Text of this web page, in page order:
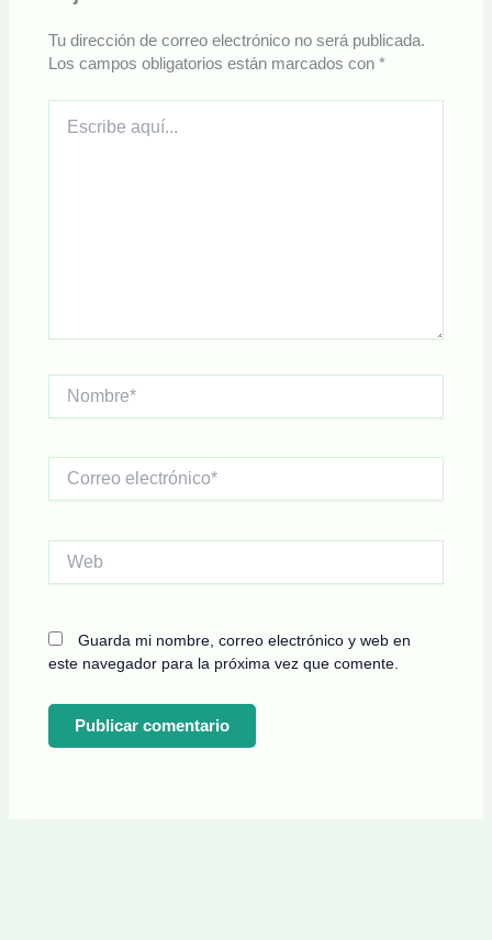
Tu dirección de correo electrónico no será publicada.
Los campos obligatorios están marcados con*
aquí...
Correo
electrónico*
Guarda mi nombre, correo electrónico y web en
este navegador para la próxima vez que comente.